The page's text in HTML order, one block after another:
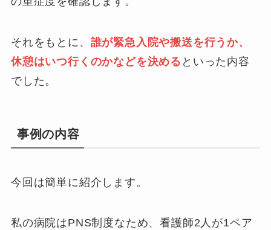
それをもとに、 誰が緊急入院や搬送を行うか、
休憩はいつ行くのかなどを決める といった内容
でした。
事例の内容
今回は簡単に紹介します。
私の病院はPNS制度なため、看護師2人が1ペア